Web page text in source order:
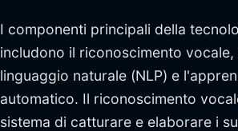
I componenti principali della
includono il riconoscimento
linguaggio naturale (NLP) e
automatico. Il riconoscimento
sistema di catturare e elaborare i